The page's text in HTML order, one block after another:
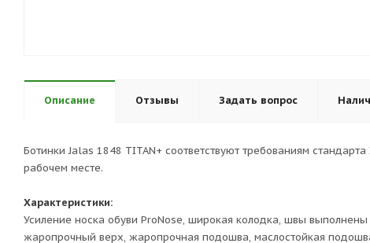
Описание Отзывы Задать вопрос
Ботинки Jalas 1848 TITAN+ соответствуют требованиям
рабочем месте.
Характеристики:
Усиление носка обуви ProNose, широкая колодка, швы
жаропрочный верх, жаропрочная подошва, маслостойкая